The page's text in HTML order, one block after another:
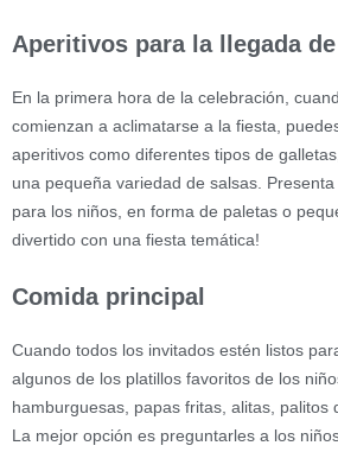
Aperitivos para la llegada
En la primera hora de la celebración,
comienzan a aclimatarse a la fiesta,
aperitivos como diferentes tipos de
una pequeña variedad de salsas.
para los niños, en forma de paletas o
divertido con una fiesta temática!
Comida principal
Cuando todos los invitados estén listos
algunos de los platillos favoritos de los
hamburguesas, papas fritas, alitas, palitos
La mejor opción es preguntarles a los